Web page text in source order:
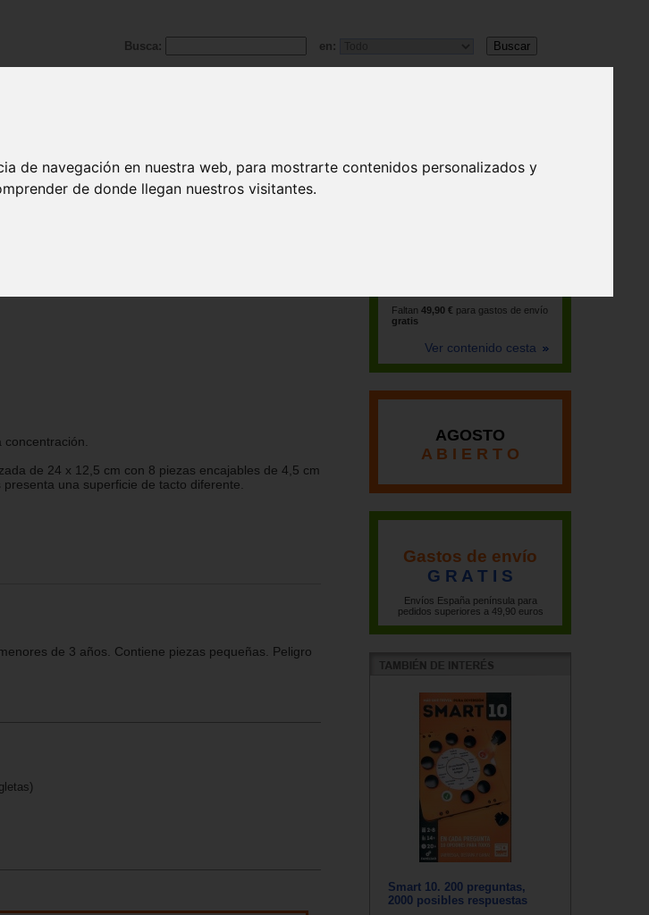
de navegación en nuestra web, para mostrarte contenidos personalizados y
de donde llegan nuestros visitantes.
Busca: en:
de 24 x 12,5 cm con 8 piezas encajables de 4,5 cm
una superficie de tacto diferente.
de 3 años. Contiene piezas pequeñas. Peligro
Faltan 49,90 € para gastos de envío
gratis
Ver contenido cesta
AGOSTO
A B I E R T O
Gastos de envío
G R A T I S
Envíos España península para
pedidos superiores a 49,90 euros
Smart 10. 200 preguntas,
2000 posibles respuestas